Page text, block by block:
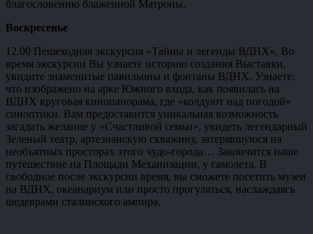
благословению блаженной Матроны.
Воскресенье
12.00 Пешеходная экскурсия «Тайны и легенды ВДНХ». Во
время экскурсии Вы узнаете историю создания Выставки,
увидите знаменитые павильоны и фонтаны ВДНХ. Узнаете:
что изображено на арке Южного входа, как появилась на
ВДНХ круговая кинопанорама, где «колдуют над погодой»
синоптики. Вам предоставится уникальная возможность
загадать желание у «Счастливой семьи», увидеть легендарный
Зеленый театр, артезианскую скважину, затерявшуюся на
необъятных просторах этого чудо-города… Закончится наше
путешествие на Площади Механизации, у самолета. В
свободное после экскурсии время, вы сможете посетить музеи
на ВДНХ, океанариум или просто прогуляться, наслаждаясь
шедеврами сталинского ампира.